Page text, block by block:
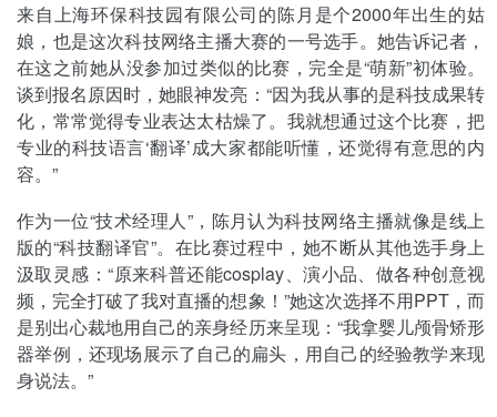
来自上海环保科技园有限公司的陈月是个2000年出生的姑
娘，也是这次科技网络主播大赛的一号选手。她告诉记者，
在这之前她从没参加过类似的比赛，完全是“萌新”初体验。
谈到报名原因时，她眼神发亮：“因为我从事的是科技成果转
化，常常觉得专业表达太枯燥了。我就想通过这个比赛，把
专业的科技语言‘翻译’成大家都能听懂，还觉得有意思的内
容。”
作为一位“技术经理人”，陈月认为科技网络主播就像是线上
版的“科技翻译官”。在比赛过程中，她不断从其他选手身上
汲取灵感：“原来科普还能cosplay、演小品、做各种创意视
频，完全打破了我对直播的想象！”她这次选择不用PPT，而
是别出心裁地用自己的亲身经历来呈现：“我拿婴儿颅骨矫形
器举例，还现场展示了自己的扁头，用自己的经验教学来现
身说法。”